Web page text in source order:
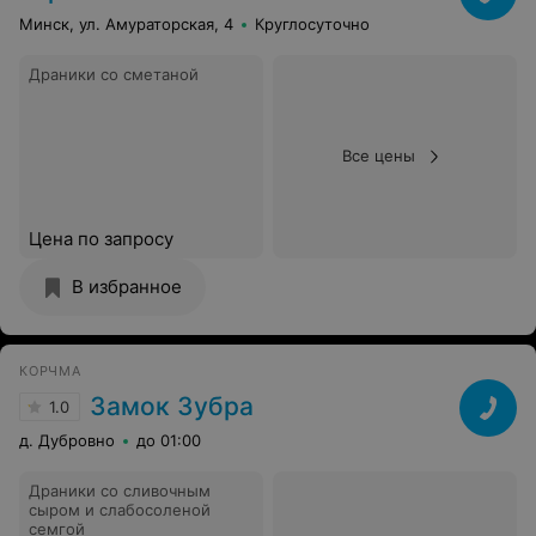
Минск, ул. Амураторская, 4 Круглосуточно
Драники со сметаной
Цена по запросу
Все цены
В избранное
КОРЧМА
1.0 Замок Зубра
д. Дубровно до 01:00
Драники со сливочным
сыром и слабосоленой
семгой